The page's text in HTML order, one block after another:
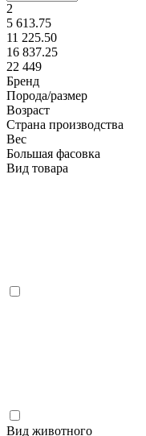
2
5 613.75
11 225.50
16 837.25
22 449
Бренд
Порода/размер
Возраст
Страна производства
Вес
Большая фасовка
Вид товара
Вид животного